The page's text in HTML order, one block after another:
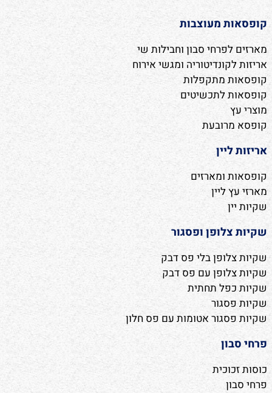
קופסאות מעוצבות
מארזים לפרחי סבון וחבילות שי
אריזות לקונדיטוריה ומגשי אירוח
קופסאות מתקפלות
קופסאות לתכשיטים
מוצרי עץ
קופסא מרובעת
אריזות ליין
קופסאות ומארזים
מארזי עץ ליין
שקיות יין
שקיות צלופן ופסגור
שקיות צלופן בלי פס דבק
שקיות צלופן עם פס דבק
שקיות כפל תחתית
שקיות פסגור
שקיות פסגור אטומות עם פס חלון
פרחי סבון
כוסות זכוכית
פרחי סבון